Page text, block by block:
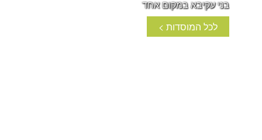
בני עקיבא במקום אחד
לכל המוסדות >